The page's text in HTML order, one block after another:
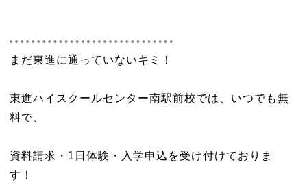
まだ東進に通っていないキミ！
東進ハイスクールセンター南駅前校では、いつでも無
料で、
資料請求・1日体験・入学申込を受け付けておりま
す！